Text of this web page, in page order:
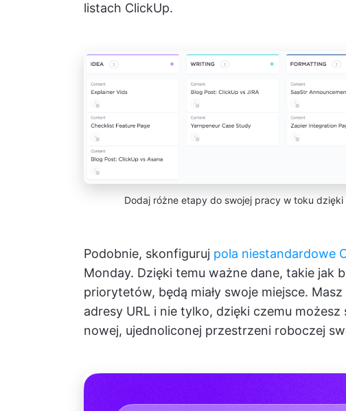
listach ClickUp.
Dodaj różne etapy do swojej pracy w toku
Podobnie, skonfiguruj pola niestandardowe
Monday. Dzięki temu ważne dane, takie jak
priorytetów, będą miały swoje miejsce.
adresy URL i nie tylko, dzięki czemu
nowej, ujednoliconej przestrzeni roboczej